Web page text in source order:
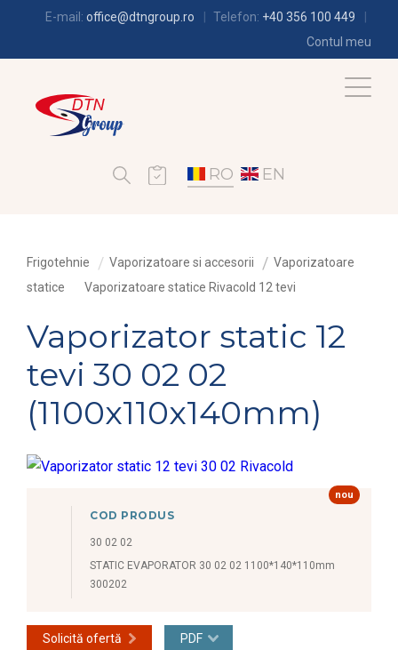
E-mail: office@dtngroup.ro Telefon: +40 356 100 449
Contul meu
RO EN
Frigotehnie Vaporizatoare si accesorii
Vaporizatoare
statice
Vaporizatoare statice Rivacold 12 tevi
Vaporizator static 12
tevi 30 02 02
(1100x110x140mm)
nou
COD PRODUS
30 02 02
STATIC EVAPORATOR 30 02 02 1100*140*110mm
300202
Solicită ofertă PDF